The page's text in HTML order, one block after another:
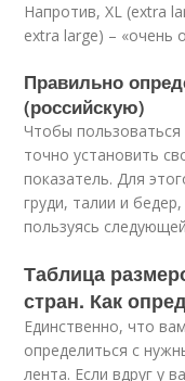
Напротив, XL (extra
extra large) – «очень
Правильно
(российскую)
Чтобы
точно установить
показатель. Для
груди, талии и
пользуясь
Таблица
стран. Как
Единственно, что
определиться с
лента. Если вдруг у